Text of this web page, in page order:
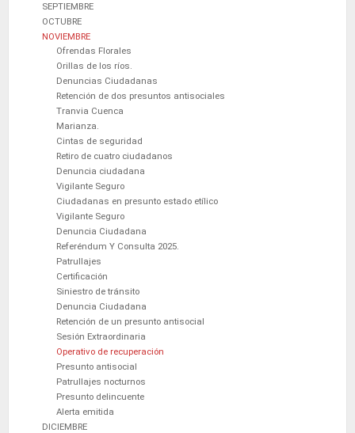
SEPTIEMBRE
OCTUBRE
NOVIEMBRE
Ofrendas Florales
Orillas de los ríos.
Denuncias Ciudadanas
Retención de dos presuntos antisociales
Tranvia Cuenca
Marianza.
Cintas de seguridad
Retiro de cuatro ciudadanos
Denuncia ciudadana
Vigilante Seguro
Ciudadanas en presunto estado etílico
Vigilante Seguro
Denuncia Ciudadana
Referéndum Y Consulta 2025.
Patrullajes
Certificación
Siniestro de tránsito
Denuncia Ciudadana
Retención de un presunto antisocial
Sesión Extraordinaria
Operativo de recuperación
Presunto antisocial
Patrullajes nocturnos
Presunto delincuente
Alerta emitida
DICIEMBRE